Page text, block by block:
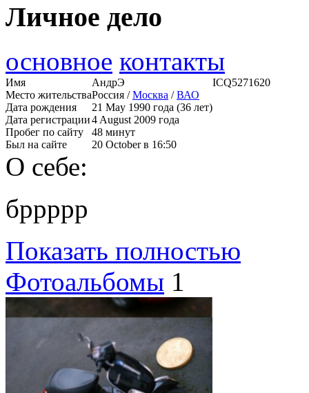
Личное дело
основное контакты
Имя
АндрЭ
Место жительстваРоссия /Москва /ВАО
Дата рождения
21 May 1990 года (36 лет)
Дата регистрации4 August 2009 года
Пробег по сайту
48 минут
Был на сайте
20 October в 16:50
ICQ5271620
О себе:
бррррр
Показать полностью
Фотоальбомы 1